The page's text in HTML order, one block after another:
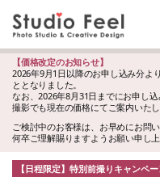
【価格改定のお知らせ】
2026年9月1日以降のお申し込み分よ
ととなりました。
なお、2026年8月31日までにお申し
撮影でも現在の価格にてご案内いたし
ご検討中のお客様は、お早めにお問
何卒ご理解賜りますようお願い申し上
【日程限定】特別前撮りキャンペ